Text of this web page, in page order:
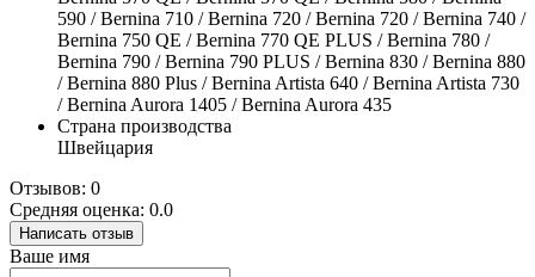
590 / Bernina 710 / Bernina 720 / Bernina 720 / Bernina 740 /
Bernina 750 QE / Bernina 770 QE PLUS / Bernina 780 /
Bernina 790 / Bernina 790 PLUS / Bernina 830 / Bernina 880
/ Bernina 880 Plus / Bernina Artista 640 / Bernina Artista 730
/ Bernina Aurora 1405 / Bernina Aurora 435
Страна производства
Швейцария
Отзывов: 0
Средняя оценка: 0.0
Написать отзыв
Ваше имя